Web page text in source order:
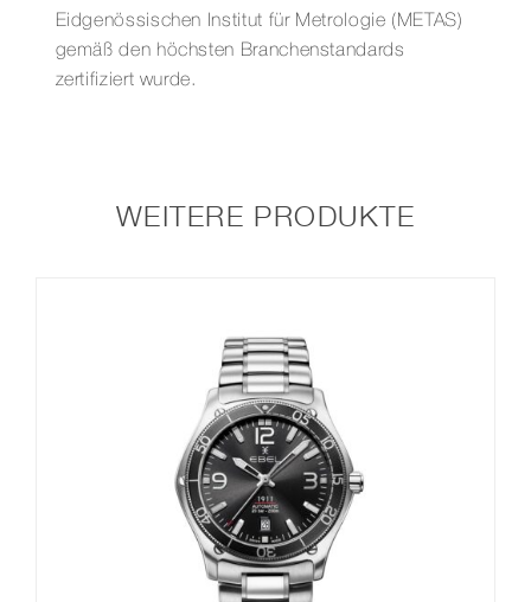
Eidgenössischen Institut für Metrologie (METAS)
gemäß den höchsten Branchenstandards
zertifiziert wurde.
WEITERE PRODUKTE